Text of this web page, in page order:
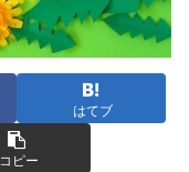
はてブ
コピー